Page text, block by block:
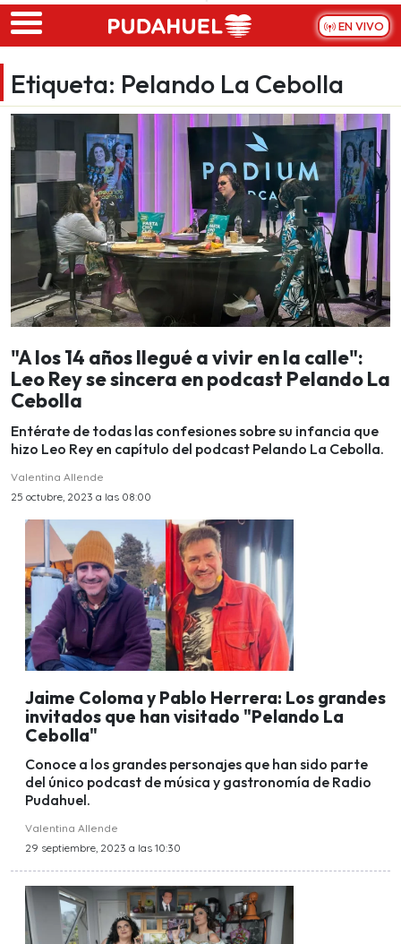
Skip to main content
EN VIVO
Etiqueta: Pelando La Cebolla
"A los 14 años llegué a vivir en la calle":
Leo Rey se sincera en podcast Pelando La
Cebolla
Entérate de todas las confesiones sobre su infancia que
hizo Leo Rey en capítulo del podcast Pelando La Cebolla.
Valentina Allende
25 octubre, 2023 a las 08:00
Jaime Coloma y Pablo Herrera: Los grandes
invitados que han visitado "Pelando La
Cebolla"
Conoce a los grandes personajes que han sido parte
del único podcast de música y gastronomía de Radio
Pudahuel.
Valentina Allende
29 septiembre, 2023 a las 10:30